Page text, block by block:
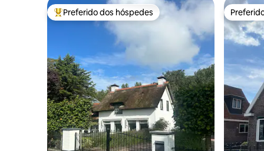
Entre os melhores preferidos dos hóspedes
Preferido dos hóspedes